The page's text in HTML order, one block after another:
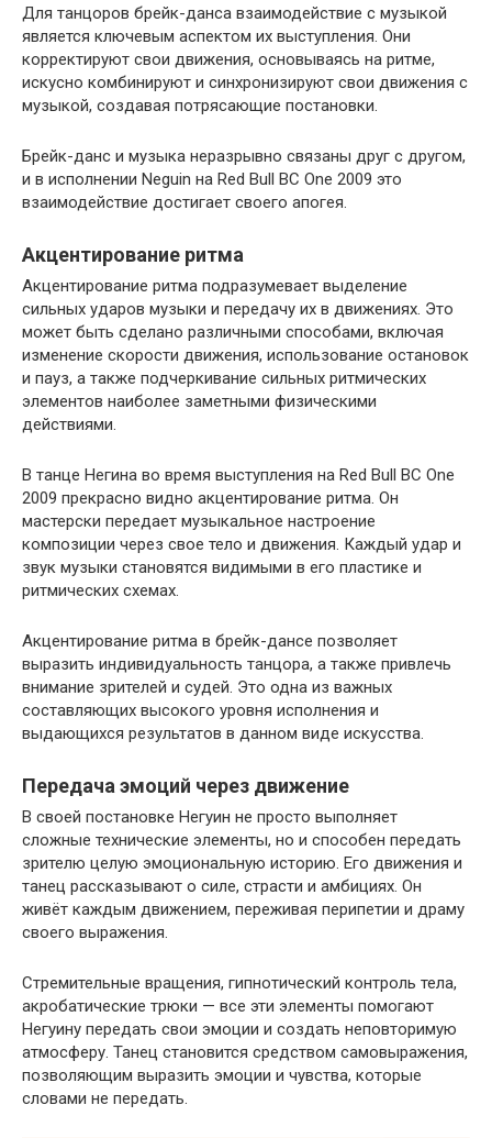
Для танцоров брейк-данса взаимодействие с музыкой
является ключевым аспектом их выступления. Они
корректируют свои движения, основываясь на ритме,
искусно комбинируют и синхронизируют свои движения с
музыкой, создавая потрясающие постановки.
Брейк-данс и музыка неразрывно связаны друг с другом,
и в исполнении Neguin на Red Bull BC One 2009 это
взаимодействие достигает своего апогея.
Акцентирование ритма
Акцентирование ритма подразумевает выделение
сильных ударов музыки и передачу их в движениях. Это
может быть сделано различными способами, включая
изменение скорости движения, использование остановок
и пауз, а также подчеркивание сильных ритмических
элементов наиболее заметными физическими
действиями.
В танце Негина во время выступления на Red Bull BC One
2009 прекрасно видно акцентирование ритма. Он
мастерски передает музыкальное настроение
композиции через свое тело и движения. Каждый удар и
звук музыки становятся видимыми в его пластике и
ритмических схемах.
Акцентирование ритма в брейк-дансе позволяет
выразить индивидуальность танцора, а также привлечь
внимание зрителей и судей. Это одна из важных
составляющих высокого уровня исполнения и
выдающихся результатов в данном виде искусства.
Передача эмоций через движение
В своей постановке Негуин не просто выполняет
сложные технические элементы, но и способен передать
зрителю целую эмоциональную историю. Его движения и
танец рассказывают о силе, страсти и амбициях. Он
живёт каждым движением, переживая перипетии и драму
своего выражения.
Стремительные вращения, гипнотический контроль тела,
акробатические трюки — все эти элементы помогают
Негуину передать свои эмоции и создать неповторимую
атмосферу. Танец становится средством самовыражения,
позволяющим выразить эмоции и чувства, которые
словами не передать.